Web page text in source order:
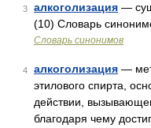
3 алкоголизация —
(10) Словарь
Словарь синонимов
4 алкоголизация —
этилового спирта,
действии,
благодаря чему